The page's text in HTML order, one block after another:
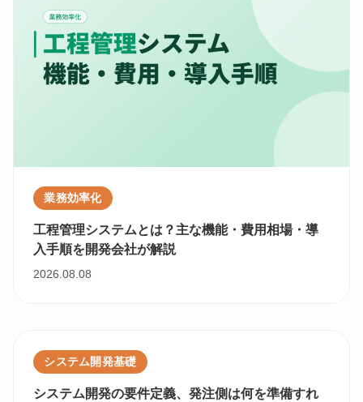
業務効率化
工程管理システムとは？主な機能・費用相場・導
入手順を開発会社が解説
2026.08.08
システム開発基礎
システム開発の要件定義、発注側は何を準備すれ